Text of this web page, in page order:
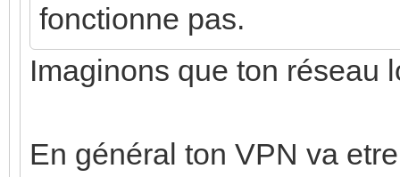
fonctionne pas.
Imaginons que ton réseau
En général ton VPN va